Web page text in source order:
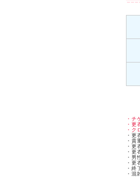
・チ
・更
・ク
・更
・貴
・更
・更
・男
・更
・終
・混